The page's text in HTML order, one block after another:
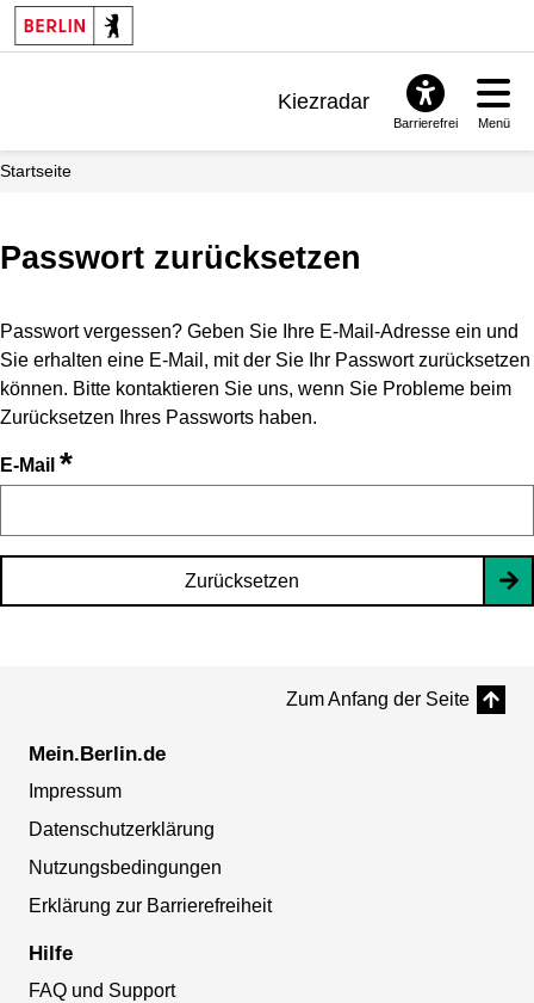
Kiezradar
Barrierefrei Menü
Startseite
Passwort zurücksetzen
Passwort vergessen? Geben Sie Ihre E-Mail-Adresse ein und
Sie erhalten eine E-Mail, mit der Sie Ihr Passwort zurücksetzen
können. Bitte kontaktieren Sie uns, wenn Sie Probleme beim
Zurücksetzen Ihres Passworts haben.
E-Mail *
Zurücksetzen
Zum Anfang der Seite
Mein.Berlin.de
Impressum
Datenschutzerklärung
Nutzungsbedingungen
Erklärung zur Barrierefreiheit
Hilfe
FAQ und Support